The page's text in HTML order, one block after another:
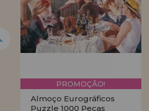
PROMOÇÃO!
Almoço Eurográficos
Puzzle 1000 Peças